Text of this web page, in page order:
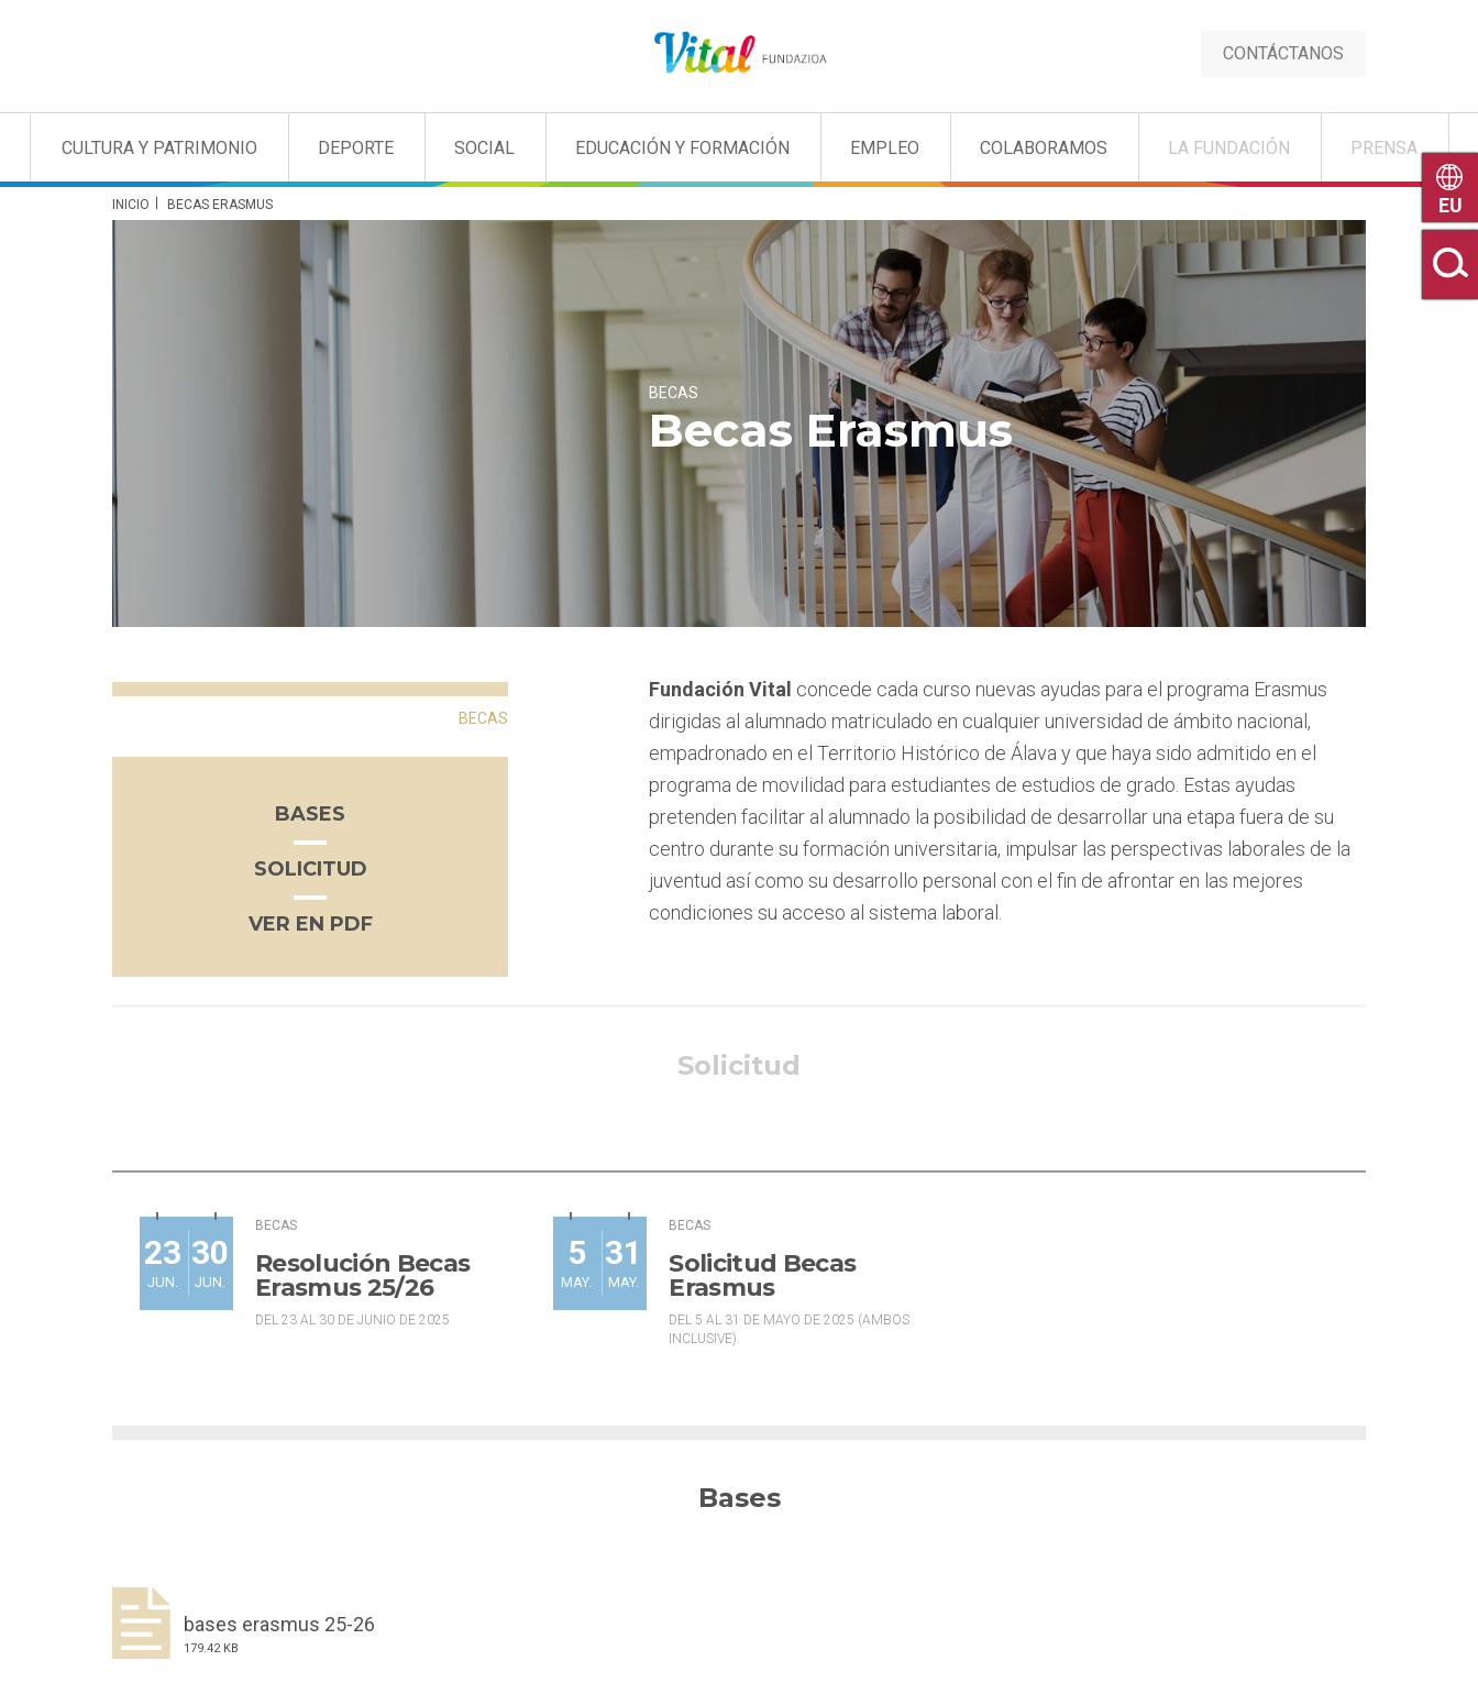
CONTÁCTANOS
CULTURA Y PATRIMONIO DEPORTE SOCIAL EDUCACIÓN Y FORMACIÓN EMPLEO COLABORAMOS LA FUNDACIÓN PRENSA
INICIO BECAS ERASMUS
Becas Erasmus
BECAS
BECAS
BASES
SOLICITUD
VER EN PDF
Fundación Vital concede cada curso nuevas ayudas para el programa Erasmus
dirigidas al alumnado matriculado en cualquier universidad de ámbito nacional,
empadronado en el Territorio Histórico de Álava y que haya sido admitido en el
programa de movilidad para estudiantes de estudios de grado. Estas ayudas
pretenden facilitar al alumnado la posibilidad de desarrollar una etapa fuera de su
centro durante su formación universitaria, impulsar las perspectivas laborales de la
juventud así como su desarrollo personal con el fin de afrontar en las mejores
condiciones su acceso al sistema laboral.
Solicitud
23
JUN.
30
JUN.
BECAS
Resolución Becas
Erasmus 25/26
DEL 23 AL 30 DE JUNIO DE 2025
5
MAY.
31
MAY.
BECAS
Solicitud Becas
Erasmus
DEL 5 AL 31 DE MAYO DE 2025 (AMBOS
INCLUSIVE).
Bases
bases erasmus 25-26
179.42 KB